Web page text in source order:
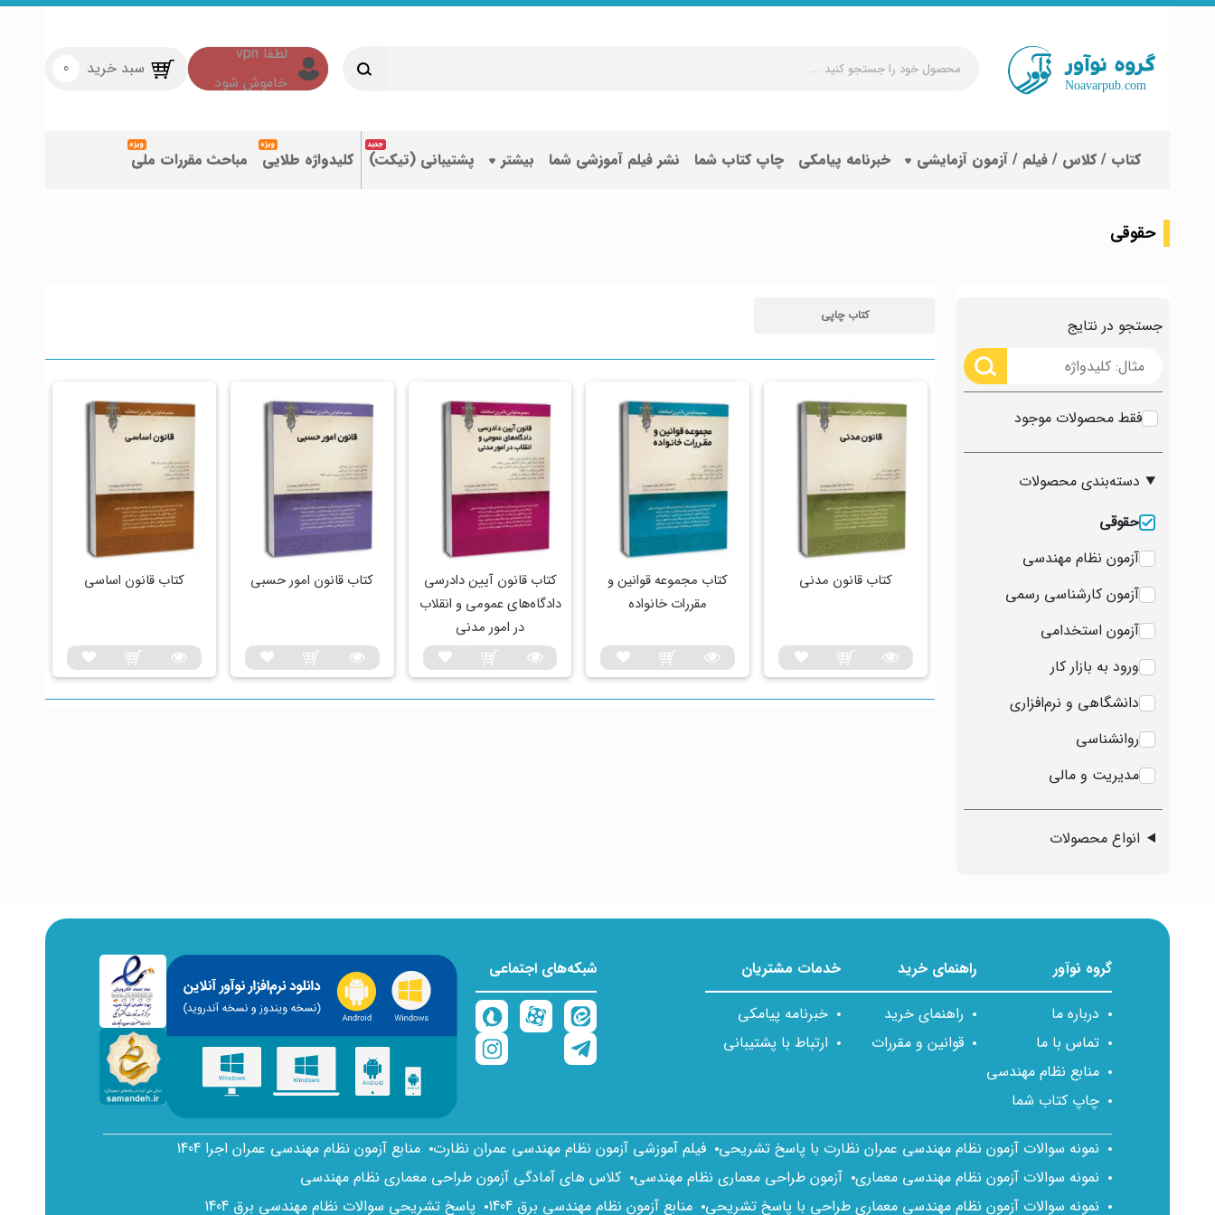
جستجو
کنید
سبد خرید 0
کتاب / کلاس / فیلم / آزمون آزمایشی خبرنامه پیامکی چاپ کتاب شما نشر فیلم آموزشی شما بیشتر پشتیبانی (تیکت) کلیدواژه طلایی مباحث مقررات ملی
حقوقی
جستجو در نتایج
فقط محصولات موجود
دسته‌بندی محصولات
حقوقی
آزمون نظام مهندسی
آزمون کارشناسی رسمی
آزمون استخدامی
ورود به بازار کار
دانشگاهی و نرم‌افزاری
روانشناسی
مدیریت و مالی
انواع محصولات
کتاب چاپی
کتاب قانون مدنی
کتاب مجموعه قوانین و
مقررات خانواده
کتاب قانون آیین دادرسی
دادگاه‌های عمومی و انقلاب
در امور مدنی
کتاب قانون امور حسبی کتاب قانون اساسی
گروه نوآور
درباره ما
تماس با ما
منابع نظام مهندسی
چاپ کتاب شما
راهنمای خرید
راهنمای خرید
قوانین و مقررات
خدمات مشتریان
خبرنامه پیامکی
ارتباط با پشتیبانی
شبکه‌های اجتماعی
نمونه سوالات آزمون نظام مهندسی عمران نظارت با پاسخ تشریحی فیلم آموزشی آزمون نظام مهندسی عمران نظارت منابع آزمون نظام مهندسی عمران اجرا 1404
نمونه سوالات آزمون نظام مهندسی معماری آزمون طراحی معماری نظام مهندسی کلاس های آمادگی آزمون طراحی معماری نظام مهندسی
نمونه سوالات آزمون نظام مهندسی معماری طراحی با پاسخ تشریحی منابع آزمون نظام مهندسی برق 1404 پاسخ تشریحی سوالات نظام مهندسی برق 1404